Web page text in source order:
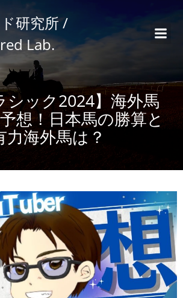
研究所 /
Lab.
シック2024】海外馬
想！日本馬の勝算と
力海外馬は？